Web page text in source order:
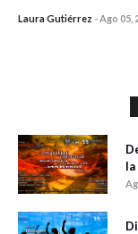
Laura Gutiérrez -Ago 05,